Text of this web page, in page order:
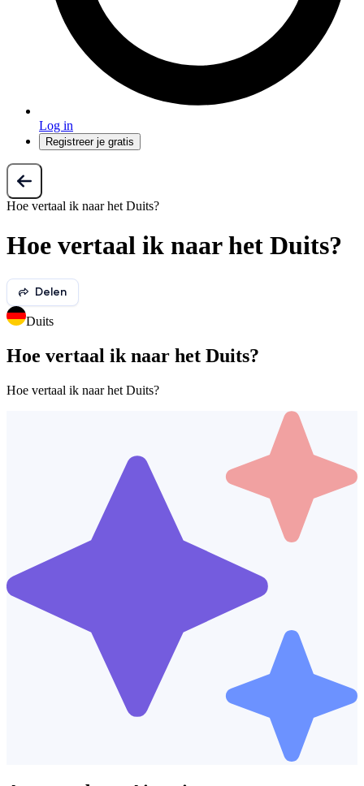
Log in
Registreer je gratis
Hoe vertaal ik naar het Duits?
Hoe vertaal ik naar het Duits?
Delen
Duits
Hoe vertaal ik naar het Duits?
Hoe vertaal ik naar het Duits?